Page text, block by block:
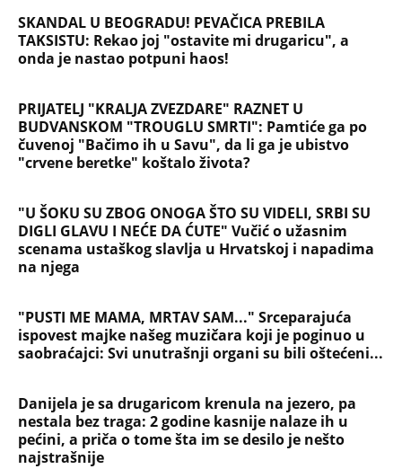
SKANDAL U BEOGRADU! PEVAČICA PREBILA
TAKSISTU: Rekao joj "ostavite mi drugaricu", a
onda je nastao potpuni haos!
PRIJATELJ "KRALJA ZVEZDARE" RAZNET U
BUDVANSKOM "TROUGLU SMRTI": Pamtiće ga po
čuvenoj "Bačimo ih u Savu", da li ga je ubistvo
"crvene beretke" koštalo života?
"U ŠOKU SU ZBOG ONOGA ŠTO SU VIDELI, SRBI SU
DIGLI GLAVU I NEĆE DA ĆUTE" Vučić o užasnim
scenama ustaškog slavlja u Hrvatskoj i napadima
na njega
"PUSTI ME MAMA, MRTAV SAM..." Srceparajuća
ispovest majke našeg muzičara koji je poginuo u
saobraćajci: Svi unutrašnji organi su bili oštećeni...
Danijela je sa drugaricom krenula na jezero, pa
nestala bez traga: 2 godine kasnije nalaze ih u
pećini, a priča o tome šta im se desilo je nešto
najstrašnije